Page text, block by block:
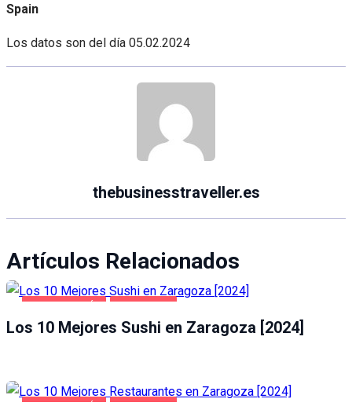
Spain
Los datos son del día 05.02.2024
thebusinesstraveller.es
Artículos Relacionados
GASTRONOMÍA ZARAGOZA
Los 10 Mejores Sushi en Zaragoza [2024]
GASTRONOMÍA ZARAGOZA